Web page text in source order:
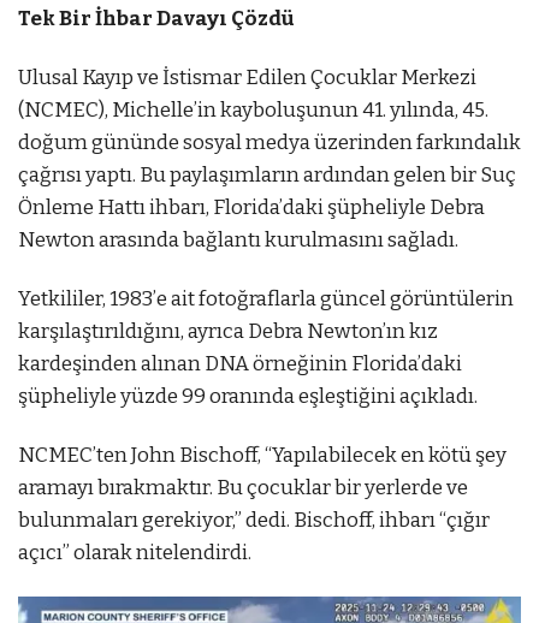
Tek Bir İhbar Davayı Çözdü
Ulusal Kayıp ve İstismar Edilen Çocuklar Merkezi
(NCMEC), Michelle’in kayboluşunun 41. yılında, 45.
doğum gününde sosyal medya üzerinden farkındalık
çağrısı yaptı. Bu paylaşımların ardından gelen bir Suç
Önleme Hattı ihbarı, Florida’daki şüpheliyle Debra
Newton arasında bağlantı kurulmasını sağladı.
Yetkililer, 1983’e ait fotoğraflarla güncel görüntülerin
karşılaştırıldığını, ayrıca Debra Newton’ın kız
kardeşinden alınan DNA örneğinin Florida’daki
şüpheliyle yüzde 99 oranında eşleştiğini açıkladı.
NCMEC’ten John Bischoff, “Yapılabilecek en kötü şey
aramayı bırakmaktır. Bu çocuklar bir yerlerde ve
bulunmaları gerekiyor,” dedi. Bischoff, ihbarı “çığır
açıcı” olarak nitelendirdi.